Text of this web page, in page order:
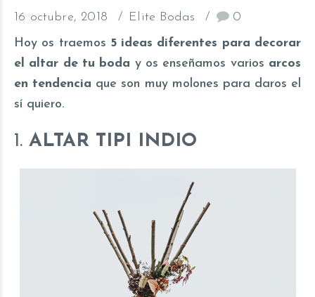
16 octubre, 2018 Elite Bodas
0
Hoy os traemos 5 ideas diferentes para decorar
el altar de tu boda y os enseñamos varios arcos
en tendencia que son muy molones para daros el
sí quiero.
1. ALTAR TIPI INDIO